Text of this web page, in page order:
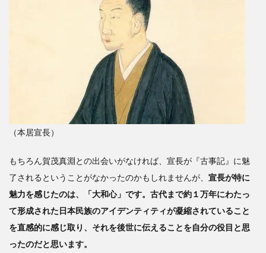
（本居宣長）
もちろん賀茂真淵との出会いがなければ、宣長が『古事記』に魅
了されるということがなかったのかもしれませんが、 宣長が特に
魅力を感じたのは、「大和心」です。古代まで約１万年にわたっ
て形成された日本民族のアイデンティティが凝縮されていること
を直感的に感じ取り、それを後世に伝えることを自分の役目と思
ったのだと思います。